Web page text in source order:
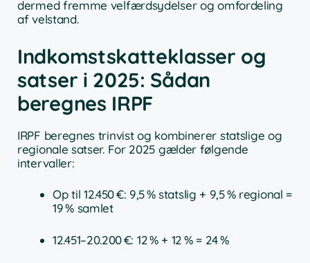
dermed fremme velfærdsydelser og omfordeling
af velstand.
Indkomstskatteklasser og
satser i 2025: Sådan
beregnes IRPF
IRPF beregnes trinvist og kombinerer statslige og
regionale satser. For 2025 gælder følgende
intervaller:
Op til 12.450 €: 9,5 % statslig + 9,5 % regional =
19 % samlet
12.451–20.200 €: 12 % + 12 % = 24 %